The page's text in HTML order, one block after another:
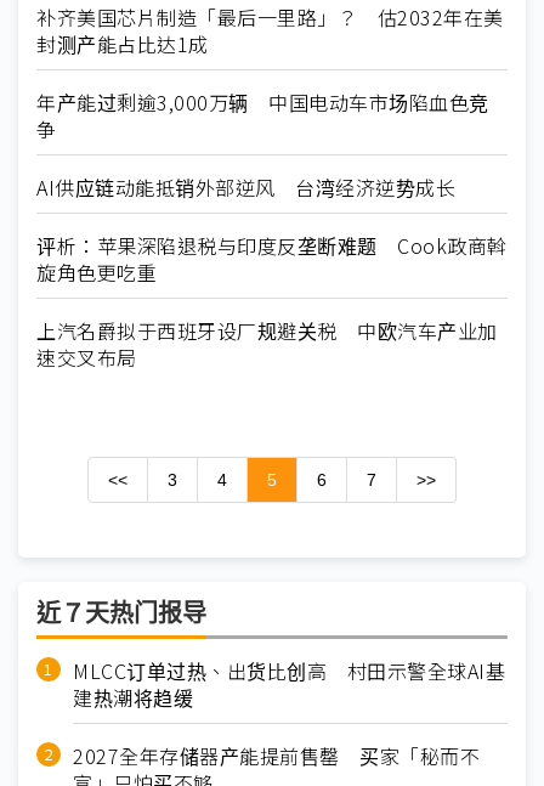
补齐美国芯片制造「最后一里路」？ 估2032年在美
封测产能占比达1成
年产能过剩逾3,000万辆 中国电动车市场陷血色竞
争
AI供应链动能抵销外部逆风 台湾经济逆势成长
评析：苹果深陷退税与印度反垄断难题 Cook政商斡
旋角色更吃重
上汽名爵拟于西班牙设厂规避关税 中欧汽车产业加
速交叉布局
<< 3 4 5 6 7 >>
近７天热门报导
MLCC订单过热、出货比创高 村田示警全球AI基
建热潮将趋缓
2027全年存储器产能提前售罄 买家「秘而不